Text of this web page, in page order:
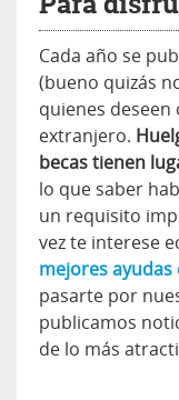
Cada año se
(bueno quizás
quienes deseen
extranjero.
becas tienen
lo que saber
un requisito
vez te interese
mejores
pasarte por
publicamos
de lo más